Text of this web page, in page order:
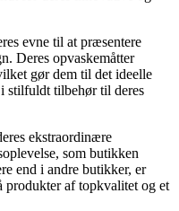
evne til at præsentere
Deres opvaskemåtter
gør dem til det ideelle
stilfuldt tilbehør til deres
ekstraordinære
som butikken
end i andre butikker, er
produkter af topkvalitet og et